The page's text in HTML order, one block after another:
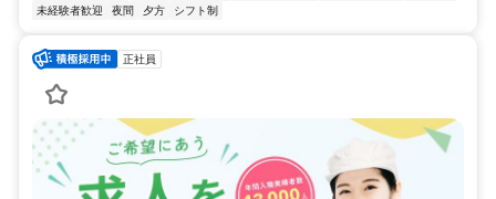
未経験者歓迎
夜間 夕方 シフト制
正社員